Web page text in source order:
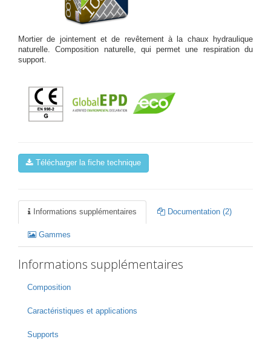
Mortier de jointement et de revêtement à la chaux hydraulique
naturelle. Composition naturelle, qui permet une respiration du
support.
Télécharger la fiche technique
Informations supplémentaires Documentation (2)
Gammes
Informations supplémentaires
Composition
Caractéristiques et applications
Supports